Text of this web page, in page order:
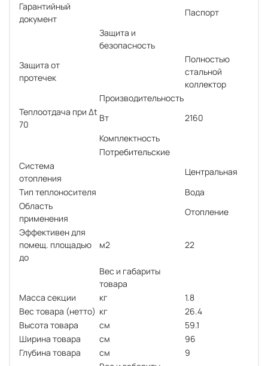
Гарантийный
документ
Паспорт
Защита и
безопасность
Защита от
протечек
Полностью
стальной
коллектор
Производительность
Теплоотдача при Δt
70
Вт
2160
Комплектность
Потребительские
Система
отопления
Центральная
Тип теплоносителя
Вода
Область
применения
Отопление
Эффективен для
помещ. площадью
до
м2 22
Вес и габариты
товара
Масса секции
кг
1.8
Вес товара (нетто) кг
26.4
Высота товара
см
59.1
Ширина товара
см
96
Глубина товара
см
9